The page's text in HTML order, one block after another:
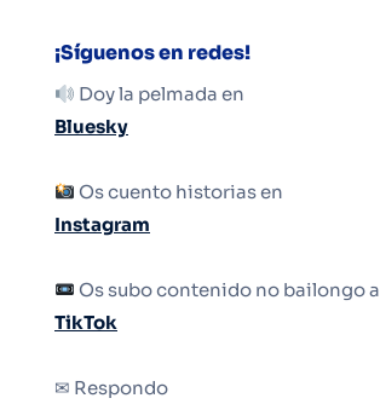
¡Síguenos en redes!
Doy la pelmada en
Bluesky
Os cuento historias en
Instagram
Os subo contenido no bailongo a
TikTok
✉ Respondo